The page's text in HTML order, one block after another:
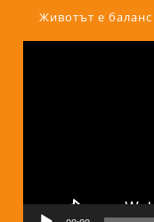
Животът е баланс